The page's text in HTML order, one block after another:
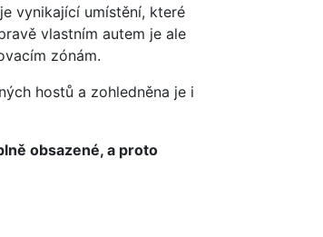
vynikající umístění, které
vlastním autem je ale
zónám.
hostů a zohledněna je i
obsazené, a proto